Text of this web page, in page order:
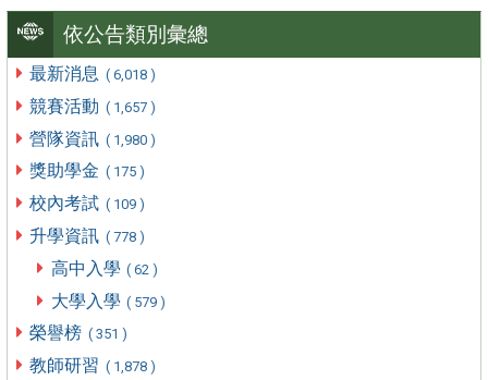
依公告類別彙總
最新消息 ( 6,018 )
競賽活動 ( 1,657 )
營隊資訊 ( 1,980 )
獎助學金 ( 175 )
校內考試 ( 109 )
升學資訊 ( 778 )
高中入學 ( 62 )
大學入學 ( 579 )
榮譽榜 ( 351 )
教師研習 ( 1,878 )